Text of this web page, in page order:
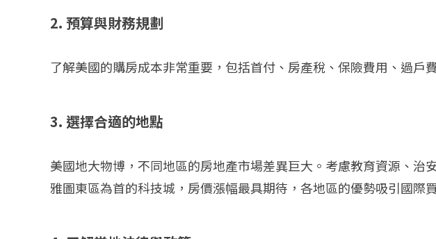
2. 預算與財務規劃
了解美國的購房成本非常重要，包括首付、房產稅、保險費用、過
3. 選擇合適的地點
美國地大物博，不同地區的房地產市場差異巨大。考慮教育資源、
雅圖東區為首的科技城，房價漲幅最具期待，各地區的優勢吸引國際